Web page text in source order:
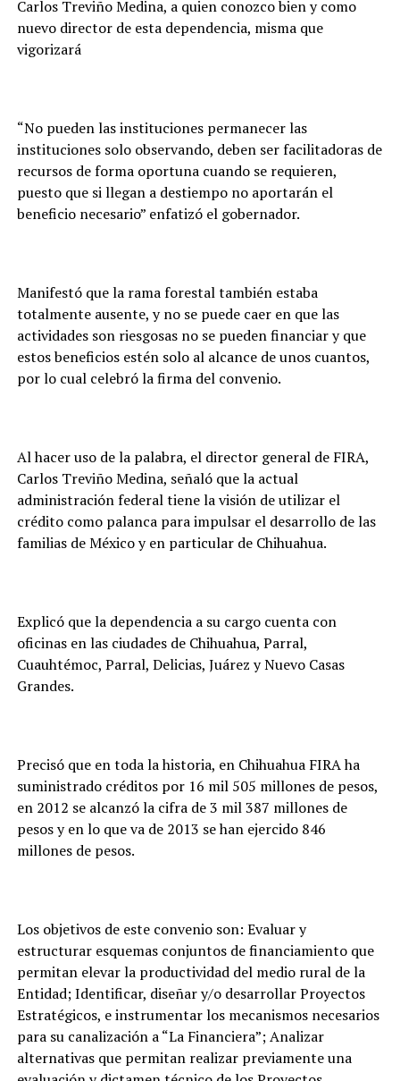
Carlos Treviño Medina, a quien conozco bien y como
nuevo director de esta dependencia, misma que
vigorizará
“No pueden las instituciones permanecer las
instituciones solo observando, deben ser facilitadoras de
recursos de forma oportuna cuando se requieren,
puesto que si llegan a destiempo no aportarán el
beneficio necesario” enfatizó el gobernador.
Manifestó que la rama forestal también estaba
totalmente ausente, y no se puede caer en que las
actividades son riesgosas no se pueden financiar y que
estos beneficios estén solo al alcance de unos cuantos,
por lo cual celebró la firma del convenio.
Al hacer uso de la palabra, el director general de FIRA,
Carlos Treviño Medina, señaló que la actual
administración federal tiene la visión de utilizar el
crédito como palanca para impulsar el desarrollo de las
familias de México y en particular de Chihuahua.
Explicó que la dependencia a su cargo cuenta con
oficinas en las ciudades de Chihuahua, Parral,
Cuauhtémoc, Parral, Delicias, Juárez y Nuevo Casas
Grandes.
Precisó que en toda la historia, en Chihuahua FIRA ha
suministrado créditos por 16 mil 505 millones de pesos,
en 2012 se alcanzó la cifra de 3 mil 387 millones de
pesos y en lo que va de 2013 se han ejercido 846
millones de pesos.
Los objetivos de este convenio son: Evaluar y
estructurar esquemas conjuntos de financiamiento que
permitan elevar la productividad del medio rural de la
Entidad; Identificar, diseñar y/o desarrollar Proyectos
Estratégicos, e instrumentar los mecanismos necesarios
para su canalización a “La Financiera”; Analizar
alternativas que permitan realizar previamente una